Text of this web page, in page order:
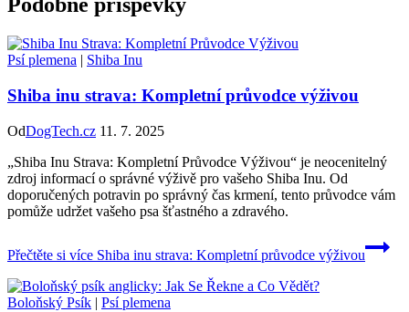
Podobné příspěvky
Psí plemena | Shiba Inu
Shiba inu strava: Kompletní průvodce výživou
OdDogTech.cz 11. 7. 2025
„Shiba Inu Strava: Kompletní Průvodce Výživou“ je neocenitelný
zdroj informací o správné výživě pro vašeho Shiba Inu. Od
doporučených potravin po správný čas krmení, tento průvodce vám
pomůže udržet vašeho psa šťastného a zdravého.
Přečtěte si více Shiba inu strava: Kompletní průvodce výživou
Boloňský Psík | Psí plemena